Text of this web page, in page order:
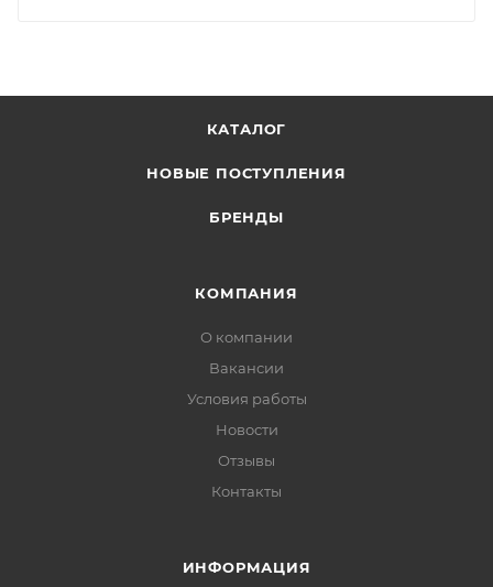
КАТАЛОГ
НОВЫЕ ПОСТУПЛЕНИЯ
БРЕНДЫ
КОМПАНИЯ
О компании
Вакансии
Условия работы
Новости
Отзывы
Контакты
ИНФОРМАЦИЯ